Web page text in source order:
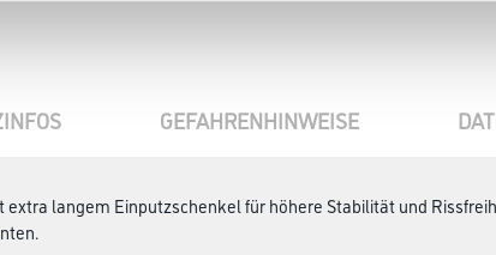
GEFAHRENHINWEISE
langem Einputzschenkel für höhere Stabilität und